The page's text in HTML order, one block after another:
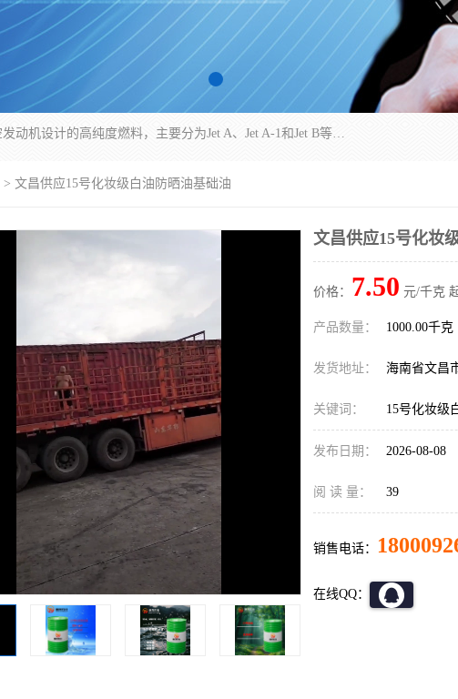
航空煤油（Jet Fuel）是专门为喷气式航空发动机设计的高纯度燃料，主要分为Jet A、Jet A-1和Jet B等类型。其特点是闪点高、低温流动性好，并添加了抗静电剂和抗氧化剂以确保飞行安全。航空煤油需
> 文昌供应15号化妆级白油防晒油基础油
文昌供应15号化妆
价格： 7.50 元/千克
产品数量： 1000.00千克
发货地址： 海南省文昌
关键词： 15号化妆级
发布日期： 2026-08-08
阅 读 量： 39
销售电话：
在线QQ：